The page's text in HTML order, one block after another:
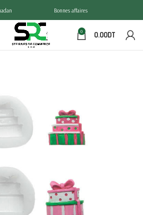
Bonnes affaires
0 0.00DT